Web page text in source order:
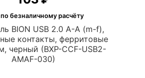
BION USB 2.0 A-A (m-f),
контакты, ферритовые
черный (BXP-CCF-USB2-
AMAF-030)
безналичному расчёту